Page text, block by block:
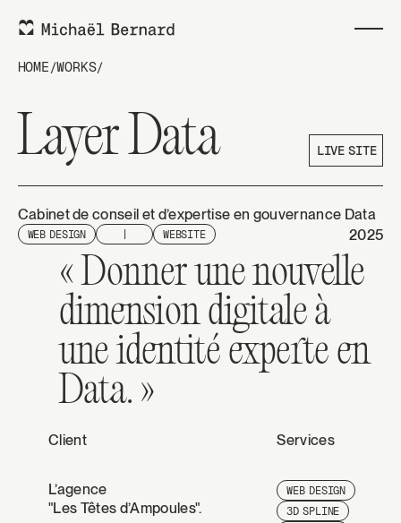
HOME/WORKS/
Layer Data LIVE
LIVE SITE
Cabinet de conseil et d’expertise en gouvernance Data
WEB DESIGN WEBSITE 2025
« Donner une nouvelle
dimension digitale à
une identité experte en
Data. »
Client
L’agence
"Les Têtes d’Ampoules".
Services
WEB DESIGN
3D SPLINE